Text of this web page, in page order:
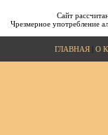
Сайт
Чрезмерное употребление
ГЛАВНАЯ| О